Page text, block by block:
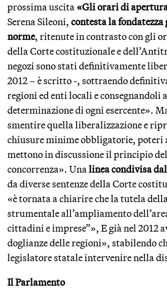
prossima uscita «Gli orari di
Serena Sileoni, contesta la
norme, ritenute in contrasto con gli
della Corte costituzionale e
negozi sono stati definitivamente
2012 – è scritto -, sottraendo
regioni ed enti locali e consegnandoli
determinazione di ogni esercente».
smentire quella liberalizzazione e
chiusure minime obbligatorie,
mettono in discussione il principio
concorrenza». Unalinea condivisa
da diverse sentenze della Corte
«è tornata a chiarire che la tutela
strumentale all’ampliamento
cittadini e imprese”», E già nel 2012
doglianze delle regioni», stabilendo
legislatore statale intervenire nella
Il Parlamento